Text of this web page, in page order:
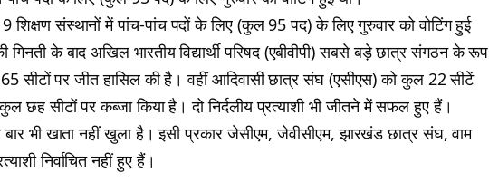
शिक्षण संस्थानों में पांच-पांच पदों के लिए (कुल 95 पद) के लिए गुरुवार को वोटिंग हुई
गिनती के बाद अखिल भारतीय विद्यार्थी परिषद (एबीवीपी) सबसे बड़े छात्र संगठन के रूप
65 सीटों पर जीत हासिल की है। वहीं आदिवासी छात्र संघ (एसीएस) को कुल 22 सीटें
छह सीटों पर कब्जा किया है। दो निर्दलीय प्रत्याशी भी जीतने में सफल हुए हैं।
भी खाता नहीं खुला है। इसी प्रकार जेसीएम, जेवीसीएम, झारखंड छात्र संघ, वाम
निर्वाचित नहीं हुए हैं।